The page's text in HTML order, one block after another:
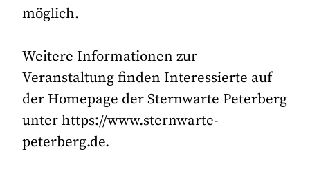
möglich.
Weitere Informationen zur
Veranstaltung finden Interessierte auf
der Homepage der Sternwarte Peterberg
unter https://www.sternwarte-
peterberg.de.